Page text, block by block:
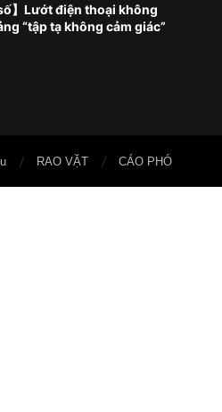
】Lướt điện thoại không
“tập tạ không cảm giác”
RAO VẶT CÁO PHÓ